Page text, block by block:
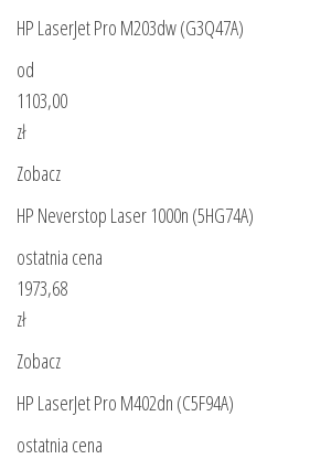
HP LaserJet Pro M203dw (G3Q47A)
od
1103,00
zł
Zobacz
HP Neverstop Laser 1000n (5HG74A)
ostatnia cena
1973,68
zł
Zobacz
HP LaserJet Pro M402dn (C5F94A)
ostatnia cena